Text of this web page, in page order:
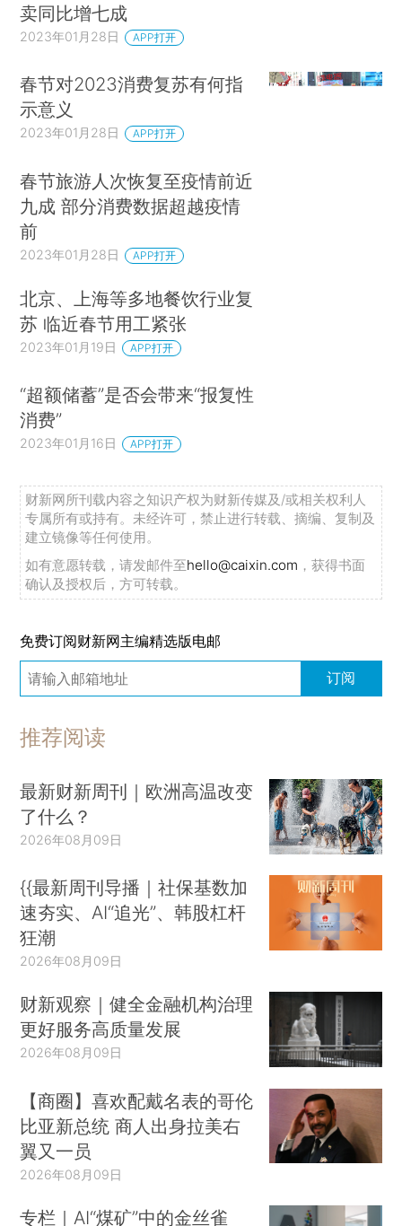
卖同比增七成
2023年01月28日 APP打开
春节对2023消费复苏有何指
示意义
2023年01月28日 APP打开
春节旅游人次恢复至疫情前近
九成 部分消费数据超越疫情
前
2023年01月28日 APP打开
北京、上海等多地餐饮行业复
苏 临近春节用工紧张
2023年01月19日 APP打开
“超额储蓄”是否会带来“报复性
消费”
2023年01月16日 APP打开
财新网所刊载内容之知识产权为财新传媒及/或相关权利人
专属所有或持有。未经许可，禁止进行转载、摘编、复制及
建立镜像等任何使用。
如有意愿转载，请发邮件至hello@caixin.com ，获得书面
确认及授权后，方可转载。
免费订阅财新网主编精选版电邮
订阅
推荐阅读
最新财新周刊｜欧洲高温改变
了什么？
2026年08月09日
{{最新周刊导播｜社保基数加
速夯实、AI“追光”、韩股杠杆
狂潮
2026年08月09日
财新观察｜健全金融机构治理
更好服务高质量发展
2026年08月09日
【商圈】喜欢配戴名表的哥伦
比亚新总统 商人出身拉美右
翼又一员
2026年08月09日
专栏｜AI“煤矿”中的金丝雀